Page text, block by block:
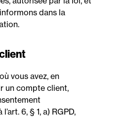
dans la
vous avez, en
un compte client,
6, § 1, a) RGPD,